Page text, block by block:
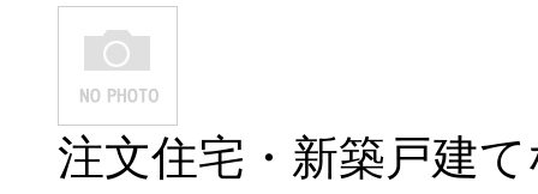
注文住宅・新築戸建て